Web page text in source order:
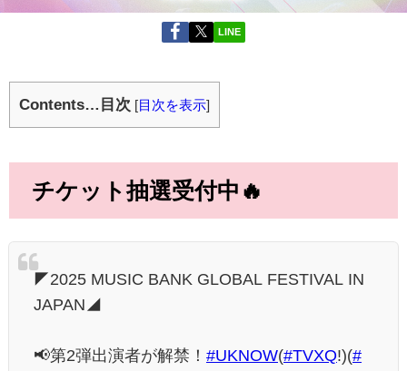
LINE
Contents…目次 [ 目次を表示]
チケット抽選受付中🔥
◤2025 MUSIC BANK GLOBAL FESTIVAL IN
JAPAN◢
📢第2弾出演者が解禁！ #UKNOW(#TVXQ!)(#